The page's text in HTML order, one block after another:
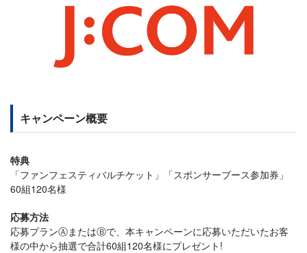
キャンペーン概要
特典
「ファンフェスティバルチケット」「スポンサーブース参加券」
60組120名様
応募方法
応募プランⒶまたはⒷで、本キャンペーンに応募いただいたお客
様の中から抽選で合計60組120名様にプレゼント!